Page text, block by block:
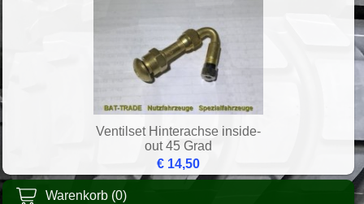
Warenkorb (0)
Ventilset Hinterachse inside-
out 45 Grad
€ 14,50